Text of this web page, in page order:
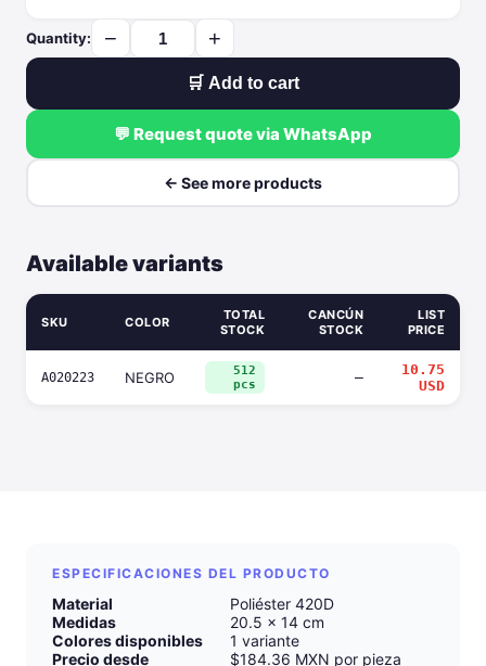
Quantity: − +
🛒 Add to cart
💬 Request quote via WhatsApp
← See more products
Available variants
SKU COLOR
TOTAL
STOCK
CANCÚN
STOCK
LIST
PRICE
A020223 NEGRO
512
pcs
—
10.75
USD
ESPECIFICACIONES DEL PRODUCTO
Material
Poliéster 420D
Medidas
20.5 x 14 cm
Colores disponibles
1 variante
Precio desde
$184.36 MXN por pieza